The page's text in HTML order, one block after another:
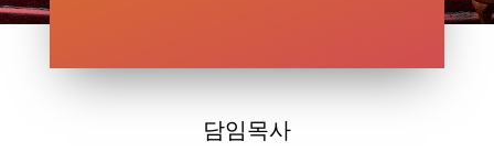
담임목사